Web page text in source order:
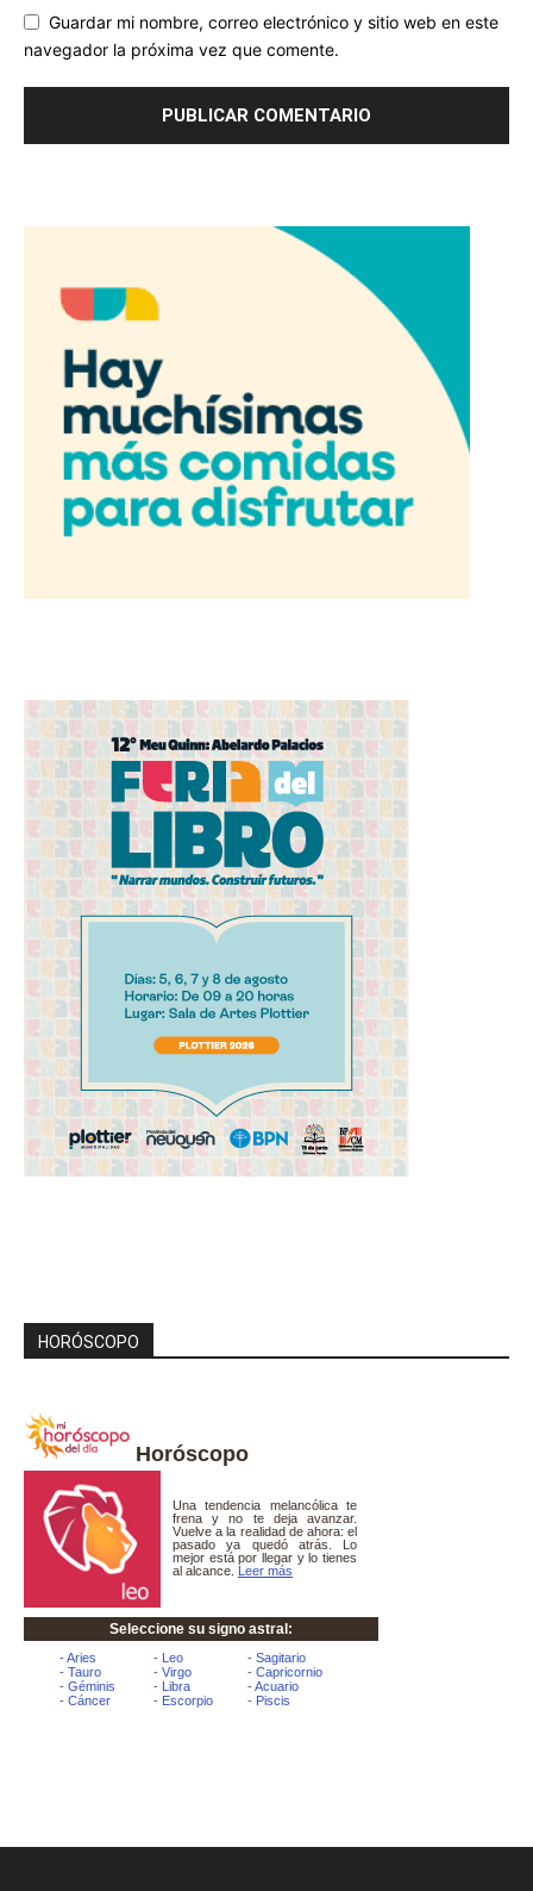
Guardar mi nombre, correo electrónico y sitio web en este
navegador la próxima vez que comente.
HORÓSCOPO
Horóscopo